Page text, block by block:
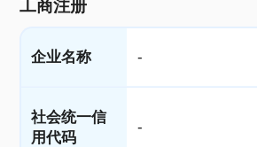
工商注册
企业名称 -
社会统一信
用代码
-